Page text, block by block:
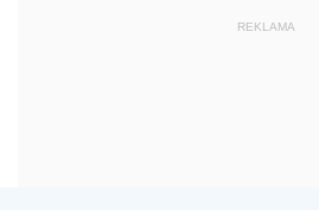
1968REKLAMA